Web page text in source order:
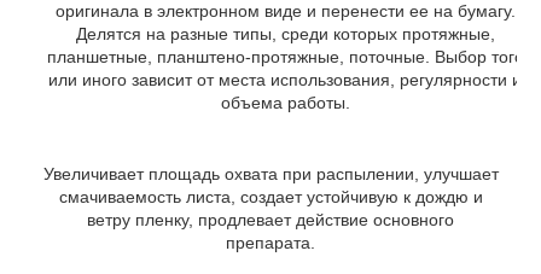
оригинала в электронном виде и перенести ее на бумагу.
Делятся на разные типы, среди которых протяжные,
планшетные, планштено-протяжные, поточные. Выбор того
или иного зависит от места использования, регулярности и
объема работы.
Увеличивает площадь охвата при распылении, улучшает
смачиваемость листа, создает устойчивую к дождю и
ветру пленку, продлевает действие основного
препарата.